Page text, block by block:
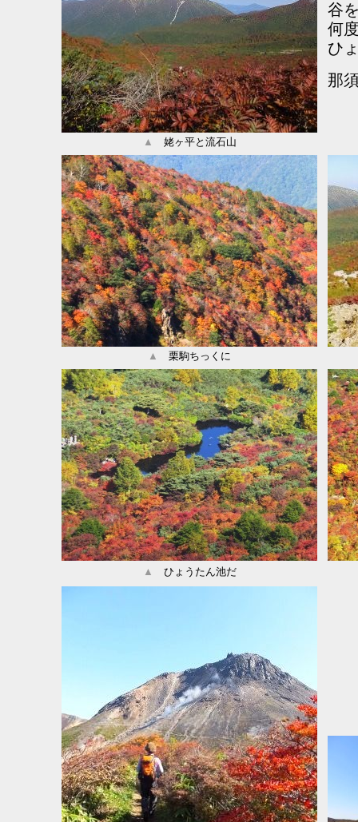
谷
何
ひ
那
▲ 姥ヶ平と流石山
▲ 栗駒ちっくに
▲ ひょうたん池だ